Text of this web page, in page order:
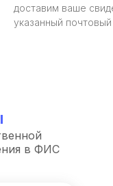
доставим ваше
указанный
в ФИС